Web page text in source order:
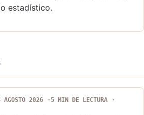
estadístico.
AGOSTO 2026
5 MIN DE LECTURA